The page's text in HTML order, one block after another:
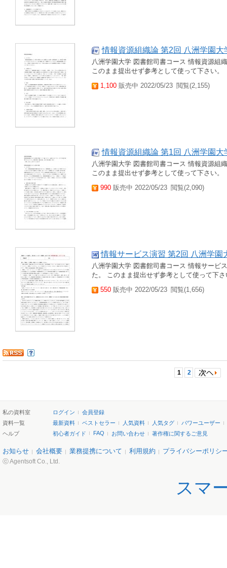
情報資源組織論 第2回 八洲学園
八洲学園大学 図書館司書コース 情報資源組
このまま提出せず参考として使って下さい。
1,100 販売中 2022/05/23 閲覧(2,155)
情報資源組織論 第1回 八洲学園
八洲学園大学 図書館司書コース 情報資源組
このまま提出せず参考として使って下さい。
990 販売中 2022/05/23 閲覧(2,090)
情報サービス演習 第2回 八洲学
八洲学園大学 図書館司書コース 情報サービ
た。 このまま提出せず参考として使って下さ
550 販売中 2022/05/23 閲覧(1,656)
1 2
私の資料室 ログイン
会員登録
資料一覧
最新資料 ベストセラー 人気資料 人気タグ
パワーユーザー
ヘルプ
初心者ガイド FAQ お問い合わせ 著作権に関するご意見
お知らせ 会社概要 業務提携について 利用規約 プライバシーポリシ
ⓒ Agentsoft Co., Ltd.
スマ